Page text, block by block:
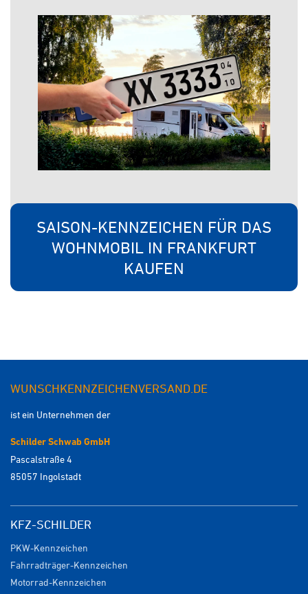
SAISON-KENNZEICHEN FÜR DAS
WOHNMOBIL IN FRANKFURT
KAUFEN
WUNSCHKENNZEICHENVERSAND.DE
ist ein Unternehmen der
Schilder Schwab GmbH
Pascalstraße 4
85057 Ingolstadt
KFZ-SCHILDER
PKW-Kennzeichen
Fahrradträger-Kennzeichen
Motorrad-Kennzeichen